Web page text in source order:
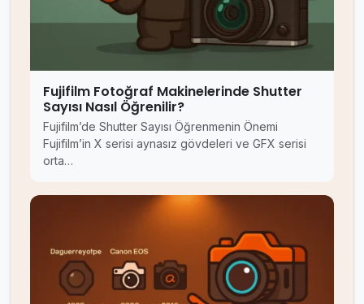
Fujifilm Fotoğraf Makinelerinde Shutter
Sayısı Nasıl Öğrenilir?
Fujifilm’de Shutter Sayısı Öğrenmenin Önemi
Fujifilm’in X serisi aynasız gövdeleri ve GFX serisi
orta…